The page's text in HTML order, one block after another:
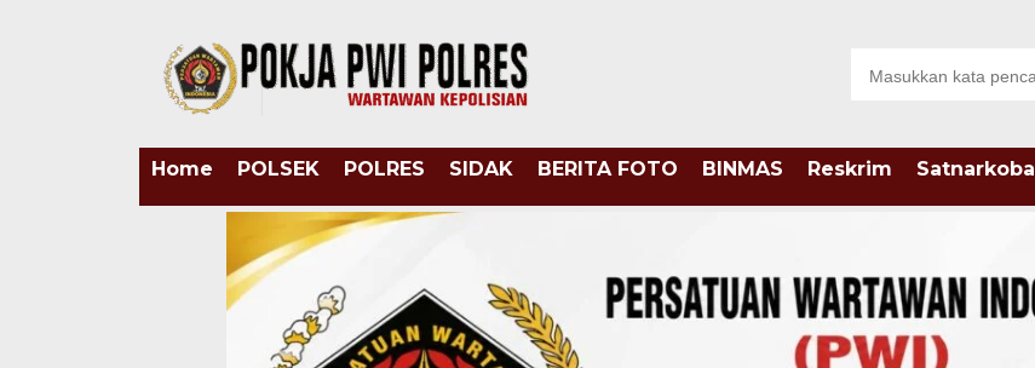
Home POLSEK POLRES SIDAK BERITA FOTO BINMAS Reskrim Satnarkoba